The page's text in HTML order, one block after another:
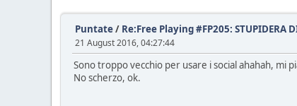
Puntate/ Re:Free Playing #FP205: STUPIDERA
21 August 2016, 04:27:44
Sono troppo vecchio per usare i social ahahah, mi
No scherzo, ok.